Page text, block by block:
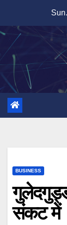
content
BUSINESS
संकट में